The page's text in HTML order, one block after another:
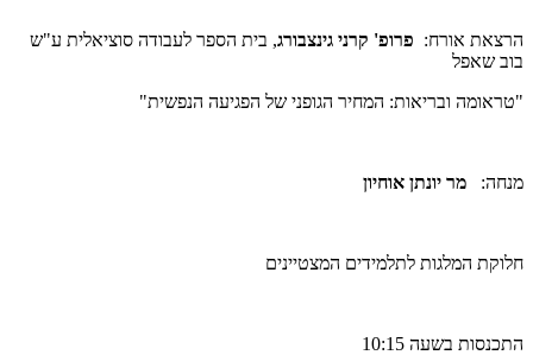
הרצאת אורח: פרופ' קרני גינצבורג, בית הספר לעבודה סוציאלית ע"ש
בוב שאפל
"טראומה ובריאות: המחיר הגופני של הפגיעה הנפשית"
מנחה: מר יונתן אוחיון
חלוקת המלגות לתלמידים המצטיינים
התכנסות בשעה 10:15